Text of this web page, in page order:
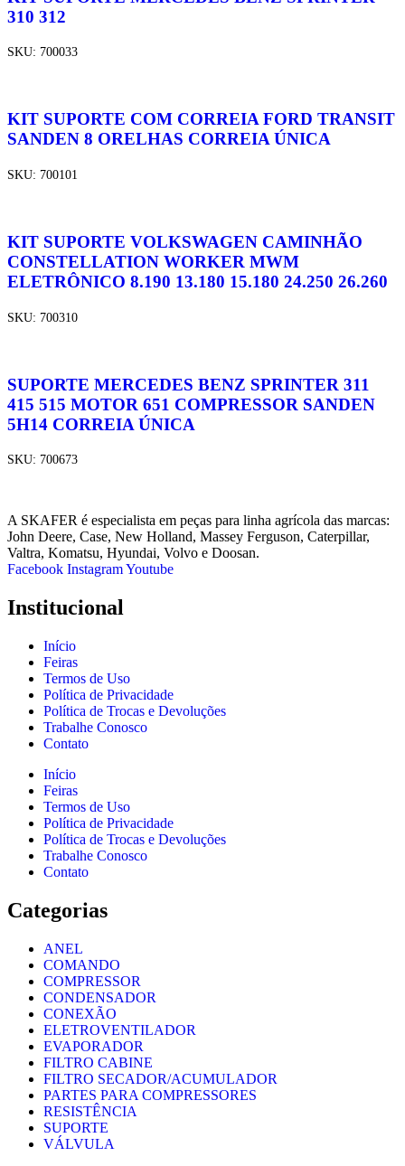
310 312
SKU: 700033
KIT SUPORTE COM CORREIA FORD TRANSIT
SANDEN 8 ORELHAS CORREIA ÚNICA
SKU: 700101
KIT SUPORTE VOLKSWAGEN CAMINHÃO
CONSTELLATION WORKER MWM
ELETRÔNICO 8.190 13.180 15.180 24.250 26.260
SKU: 700310
SUPORTE MERCEDES BENZ SPRINTER 311
415 515 MOTOR 651 COMPRESSOR SANDEN
5H14 CORREIA ÚNICA
SKU: 700673
A SKAFER é especialista em peças para linha agrícola das marcas:
John Deere, Case, New Holland, Massey Ferguson, Caterpillar,
Valtra, Komatsu, Hyundai, Volvo e Doosan.
Facebook InstagramYoutube
Institucional
Início
Feiras
Termos de Uso
Política de Privacidade
Política de Trocas e Devoluções
Trabalhe Conosco
Contato
Início
Feiras
Termos de Uso
Política de Privacidade
Política de Trocas e Devoluções
Trabalhe Conosco
Contato
Categorias
ANEL
COMANDO
COMPRESSOR
CONDENSADOR
CONEXÃO
ELETROVENTILADOR
EVAPORADOR
FILTRO CABINE
FILTRO SECADOR/ACUMULADOR
PARTES PARA COMPRESSORES
RESISTÊNCIA
SUPORTE
VÁLVULA